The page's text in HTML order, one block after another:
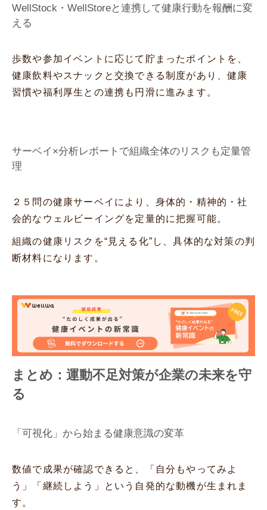
WellStock・WellStoreと連携して健康行動を報酬に変
える
歩数や参加イベントに応じて貯まったポイントを、
健康飲料やスナックと交換できる制度があり、健康
習慣や福利厚生との連携も円滑に進みます。
サーベイ×分析レポートで組織全体のリスクも定量管
理
２５問の健康サーベイにより、身体的・精神的・社
会的なウェルビーイングを定量的に把握可能。
組織の健康リスクを“見える化”し、具体的な対策の判
断材料になります。
まとめ：運動不足対策が企業の未来を守
る
「可視化」から始まる健康意識の変革
数値で成果が確認できると、「自分もやってみよ
う」「継続しよう」という自発的な動機が生まれま
す。